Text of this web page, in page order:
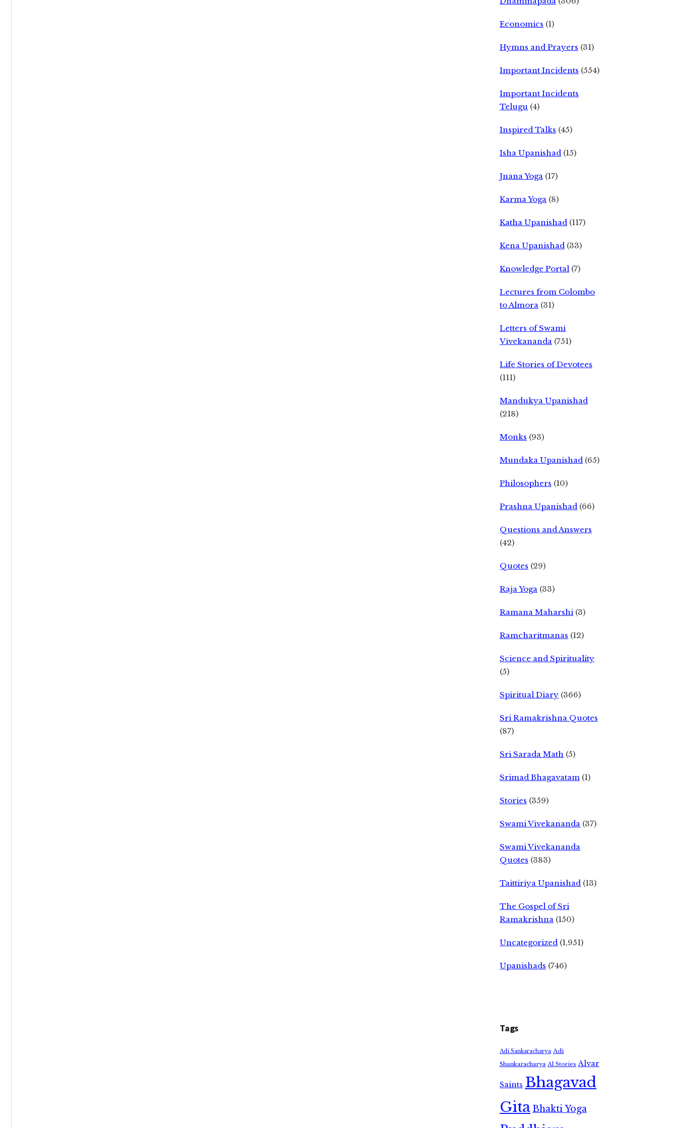
Economics (1)
Hymns and Prayers (31)
Important Incidents (554)
Important Incidents
Telugu (4)
Inspired Talks (45)
Isha Upanishad (15)
Jnana Yoga (17)
Karma Yoga (8)
Katha Upanishad (117)
Kena Upanishad (33)
Knowledge Portal (7)
Lectures from Colombo
to Almora (31)
Letters of Swami
Vivekananda (751)
Life Stories of Devotees
(111)
Mandukya Upanishad
(218)
Monks (93)
Mundaka Upanishad (65)
Philosophers (10)
Prashna Upanishad (66)
Questions and Answers
(42)
Quotes (29)
Raja Yoga (33)
Ramana Maharshi (3)
Ramcharitmanas (12)
Science and Spirituality
(5)
Spiritual Diary (366)
Sri Ramakrishna Quotes
(87)
Sri Sarada Math (5)
Srimad Bhagavatam (1)
Stories (359)
Swami Vivekananda (37)
Swami Vivekananda
Quotes (383)
Taittiriya Upanishad (13)
The Gospel of Sri
Ramakrishna (150)
Uncategorized (1,951)
Upanishads (746)
Tags
Adi Sankaracharya Adi
Shankaracharya AI Stories Alvar
Saints Bhagavad
GitaBhakti Yoga